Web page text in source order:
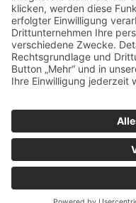
Impressum
Datenschutzerklärung
Sitemap
Login
Apotheken-Bloggen
einetoolboxx-mediaWebsite